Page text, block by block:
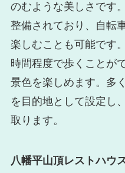
のむような美しさです
整備されており、自転
楽しむことも可能です
時間程度で歩くことが
景色を楽しめます。多
を目的地として設定し
取ります。
八幡平山頂レストハウ